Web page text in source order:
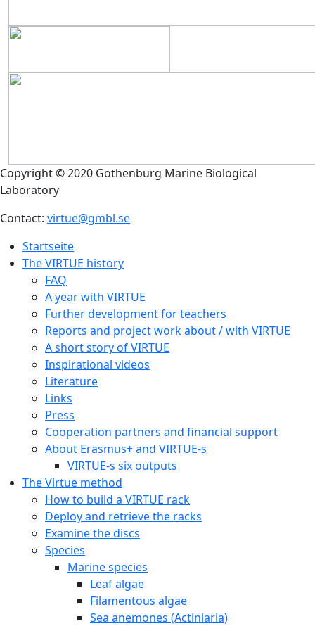
Copyright © 2020 Gothenburg Marine Biological
Laboratory
Contact: virtue@gmbl.se
Startseite
The VIRTUE history
FAQ
A year with VIRTUE
Further development for teachers
Reports and project work about / with VIRTUE
A short story of VIRTUE
Inspirational videos
Literature
Links
Press
Cooperation partners and financial support
About Erasmus+ and VIRTUE-s
VIRTUE-s six outputs
The Virtue method
How to build a VIRTUE rack
Deploy and retrieve the racks
Examine the discs
Species
Marine species
Leaf algae
Filamentous algae
Sea anemones (Actiniaria)